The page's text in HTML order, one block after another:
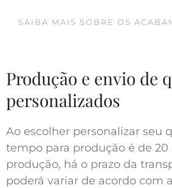
SAIBA MAIS SOBRE OS
Produção e envio de
personalizados
Ao escolher personalizar seu
tempo para produção é de 20
produção, há o prazo da
poderá variar de acordo com